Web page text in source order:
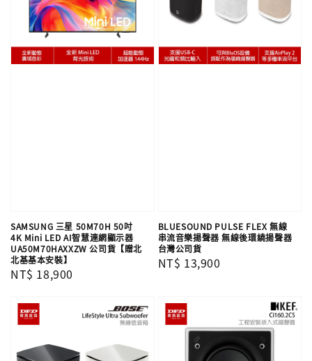
SAMSUNG 三星 50M70H 50吋
4K Mini LED AI智慧連網顯示器
UA50M70HAXXZW 公司貨【贈北
北基基本安裝】
Regular
NT$ 18,900
BLUESOUND PULSE FLEX 無線
串流音樂揚聲器 無線後環繞揚聲器
台灣公司貨
Regular
NT$ 13,900